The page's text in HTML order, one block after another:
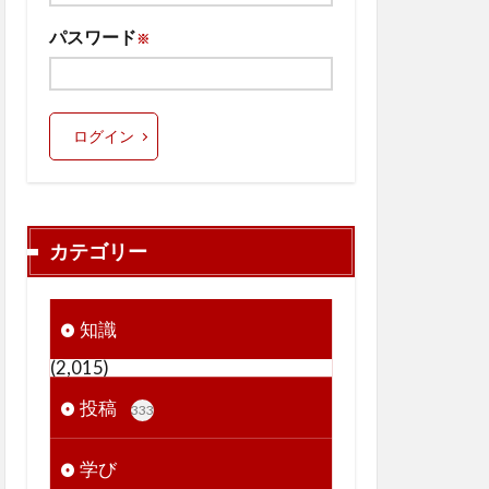
パスワード※
ログイン
カテゴリー
知識
(2,015)
投稿
333
学び